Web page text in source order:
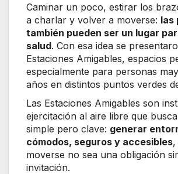
Caminar un poco, estirar los
a charlar y volver a moverse: las
también pueden ser un lugar
salud. Con esa idea se
Estaciones Amigables, espacios
especialmente para personas
años en distintos puntos verdes
Las Estaciones Amigables son
ejercitación al aire libre que
simple pero clave: generar
cómodos, seguros y accesibles,
moverse no sea una obligación
invitación.